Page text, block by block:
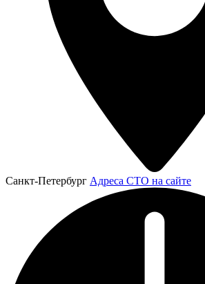
Санкт-Петербург Адреса СТО на сайте